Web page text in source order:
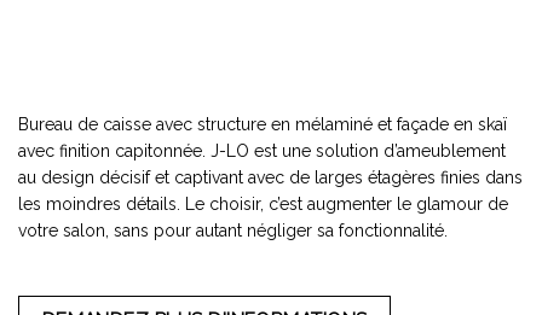
Bureau de caisse avec structure en mélaminé et façade en skaï
avec finition capitonnée. J-LO est une solution d’ameublement
au design décisif et captivant avec de larges étagères finies dans
les moindres détails. Le choisir, c’est augmenter le glamour de
votre salon, sans pour autant négliger sa fonctionnalité.